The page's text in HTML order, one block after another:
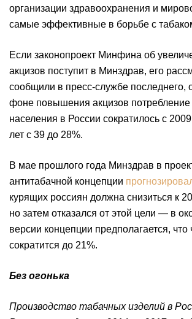
организации здравоохранения и
самые эффективные в борьбе с
Если законопроект Минфина об
акцизов поступит в Минздрав, его
сообщили в пресс-службе последнего,
фоне повышения акцизов потребление
населения в России сократилось с
лет с 39 до 28%.
В мае прошлого года Минздрав в
антитабачной концепции
курящих россиян должна снизиться к
но затем отказался от этой цели — в
версии концепции предполагается,
сократится до 21%.
Без огонька
Производство табачных изделий в